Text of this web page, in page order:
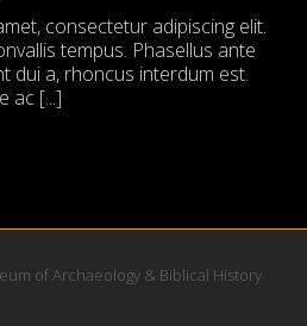
consectetur adipiscing elit.
tempus. Phasellus ante
dui a, rhoncus interdum est.
ac [...]
of Archaeology & Biblical History